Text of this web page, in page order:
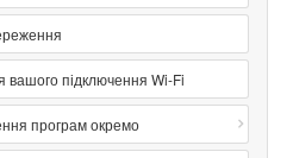
вашого підключення Wi-Fi
програм окремо